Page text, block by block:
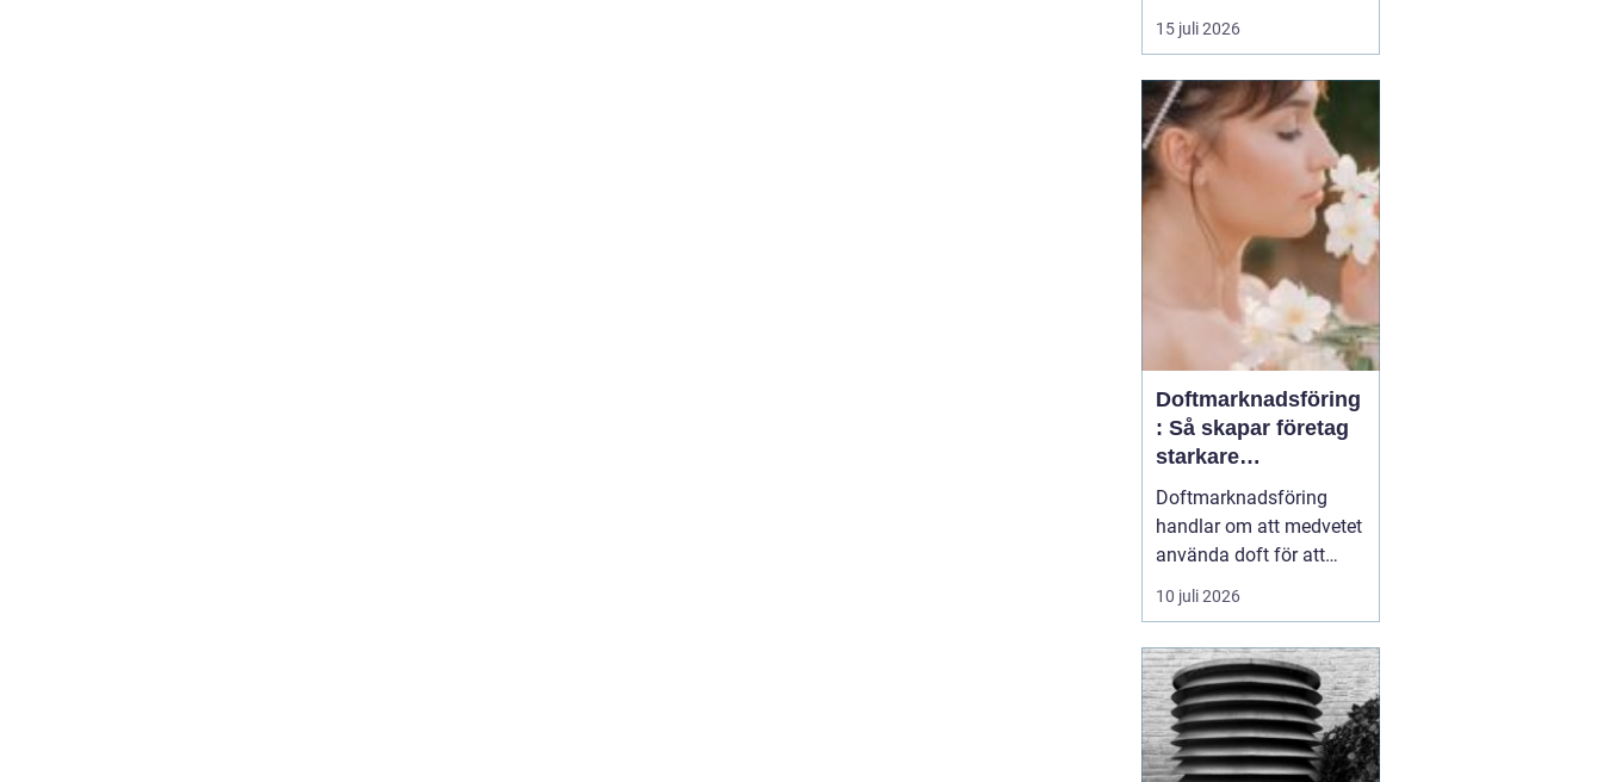
första intryck,
mötesplats och ibland
golv, räcken och entréer
är rena känner sig både
boende och besökare
mer välkomna och
fastigheten behåller sin
stand...
15 juli 2026
Doftmarknadsföring
: Så skapar företag
starkare
kundupplevelser
Doftmarknadsföring
handlar om att medvetet
använda doft för att
påverka känslor,
beteenden och
miljö. Företag inom
handel, hotell, kontor och
offentlig service
använder i dag doft som
10 juli 2026